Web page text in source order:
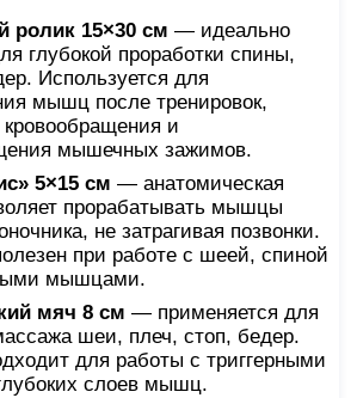
ролик 15×30 см — идеально
глубокой проработки спины,
Используется для
мышц после тренировок,
и
мышечных зажимов.
5×15 см — анатомическая
прорабатывать мышцы
не затрагивая позвонки.
при работе с шеей, спиной
мышцами.
мяч 8 см — применяется для
шеи, плеч, стоп, бедер.
для работы с триггерными
слоев мышц.